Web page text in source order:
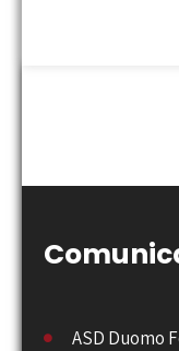
ASD Duomo